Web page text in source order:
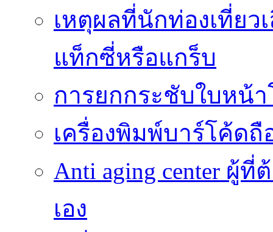
เหตุผลที่นักท่องเที่ย
แท็กซี่หรือแกร็บ
การยกกระชับใบหน้
เครื่องพิมพ์บาร์โค้ด
Anti aging center ผู้
เอง